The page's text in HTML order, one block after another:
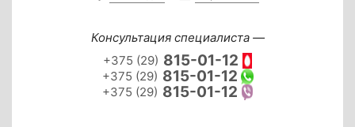
Консультация специалиста —
+375 (29) 815-01-12
+375 (29) 815-01-12
+375 (29) 815-01-12